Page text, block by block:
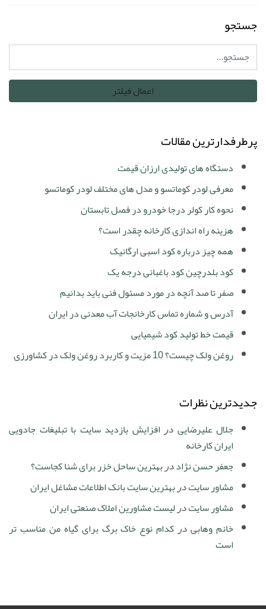
جستجو
پرطرفدارترین مقالات
دستگاه های تولیدی ارزان قیمت
معرفی لودر کوماتسو و مدل های مختلف لودر کوماتسو
نحوه کار کولر درجا خودرو در فصل تابستان
هزینه راه اندازی کارخانه چقدر است؟
همه چیز درباره کود اسبی ارگانیک
کود بلدرچین کود باغبانی درجه یک
صفر تا صد آنچه در مورد مسئول فنی باید بدانیم
آدرس و شماره تماس کارخانجات آب معدنی در ایران
قیمت خط تولید کود شیمیایی
روغن ولک چیست؟ 10 مزیت و کاربرد روغن ولک در کشاورزی
جدیدترین نظرات
جلال علیرضایی درافزایش بازدید سایت با تبلیغات جادویی
ایران کارخانه
جعفر حسن نژاددربهترین ساحل خزر برای شنا کجاست؟
مشاور سایتدربهترین سایت بانک اطلاعات مشاغل ایران
مشاور سایتدرلیست مشاورین املاک صنعتی ایران
خانم وهابیدرکدام نوع خاک برگ برای گیاه من مناسب تر
است